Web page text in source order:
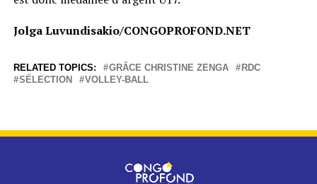
Jolga Luvundisakio/CONGOPROFOND.NET
RELATED TOPICS: GRÂCE CHRISTINE ZENGA
RDC
SÉLECTION
VOLLEY-BALL